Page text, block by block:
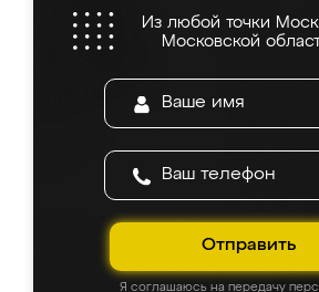
Из любой точки
Московской
Отправить
Я соглашаюсь на передачу